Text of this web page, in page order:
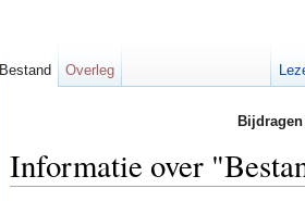
Informatie over
Bestand Overleg